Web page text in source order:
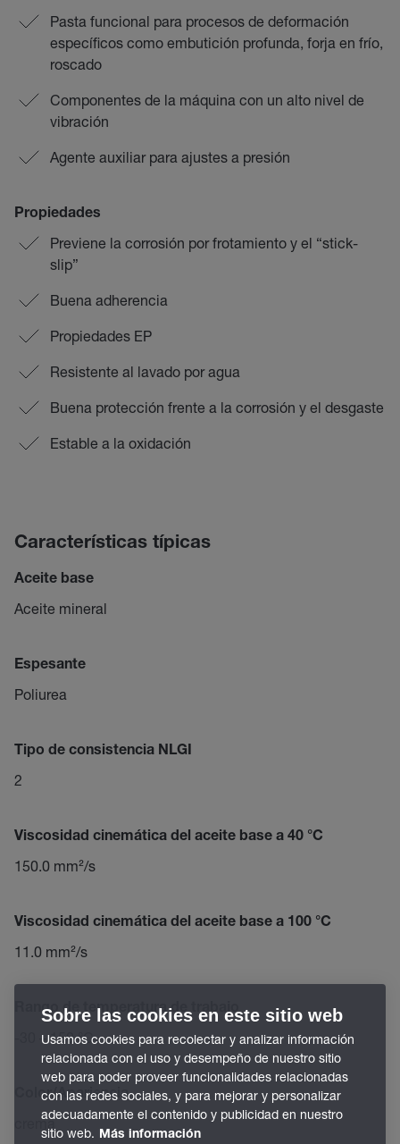
Pasta funcional para procesos de deformación
específicos como embutición profunda, forja en frío,
roscado
Componentes de la máquina con un alto nivel de
vibración
Agente auxiliar para ajustes a presión
Propiedades
Previene la corrosión por frotamiento y el “stick-
slip”
Buena adherencia
Propiedades EP
Resistente al lavado por agua
Buena protección frente a la corrosión y el desgaste
Estable a la oxidación
Características típicas
Aceite base
Aceite mineral
Espesante
Poliurea
Tipo de consistencia NLGI
2
Viscosidad cinemática del aceite base a 40 °C
150.0 mm²/s
Viscosidad cinemática del aceite base a 100 °C
11.0 mm²/s
Rango de temperatura de trabajo
-30 – 150 °C
Color/Apariencia
crema
Sobre las cookies en este sitio web
Usamos cookies para recolectar y analizar información
relacionada con el uso y desempeño de nuestro sitio
web para poder proveer funcionalidades relacionadas
con las redes sociales, y para mejorar y personalizar
adecuadamente el contenido y publicidad en nuestro
sitio web. Más información